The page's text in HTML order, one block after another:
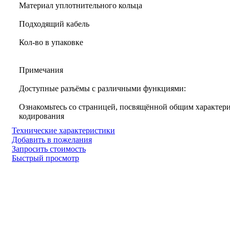
Материал уплотнительного кольца
Подходящий кабель
Кол-во в упаковке
Примечания
Доступные разъёмы с различными функциями:
Ознакомьтесь со страницей, посвящённой общим
кодирования
Технические характеристики
Добавить в пожелания
Запросить стоимость
Быстрый просмотр